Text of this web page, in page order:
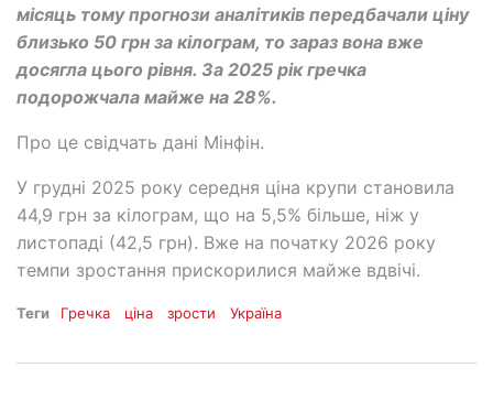
місяць тому прогнози аналітиків передбачали ціну
близько 50 грн за кілограм, то зараз вона вже
досягла цього рівня. За 2025 рік гречка
подорожчала майже на 28%.
Про це свідчать дані Мінфін.
У грудні 2025 року середня ціна крупи становила
44,9 грн за кілограм, що на 5,5% більше, ніж у
листопаді (42,5 грн). Вже на початку 2026 року
темпи зростання прискорилися майже вдвічі.
Теги Гречка ціна зрости Україна